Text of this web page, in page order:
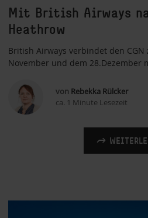
Mit British Airways
Heathrow
British Airways verbindet den CGN
November und dem 28.Dezember
von Rebekka Rülcker
ca. 1 Minute Lesezeit